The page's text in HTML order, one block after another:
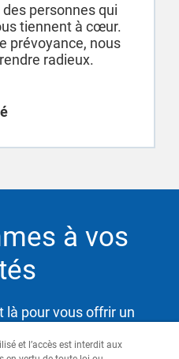
personnes qui
tiennent à cœur.
prévoyance, nous
radieux.
à vos
là pour vous offrir un
à atteindre vos
et l’accès est interdit aux